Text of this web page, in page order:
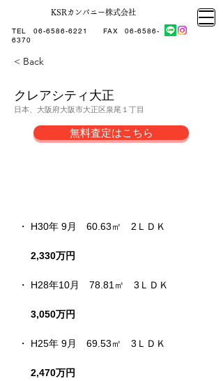
KSRカンパニー株式会社
TEL 06-6586-6221 ​ FAX 06-6586-
6370
< Back
クレアシティ大正
日本、大阪府大阪市大正区泉尾１丁目
無料査定はこちら
・ H30年 9月　60.63㎡ 2 ＬＤＫ
2,330万円
・ H28年10月 78.81㎡ 3ＬＤＫ
3,050万円
・ H25年 9月　69.53㎡　3ＬＤＫ
2,470万円